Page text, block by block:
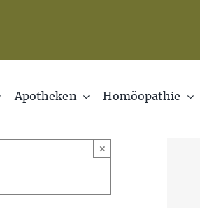
Apotheken Homöopathie
×